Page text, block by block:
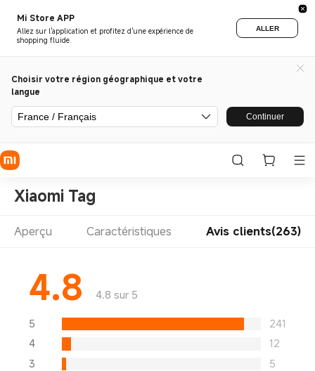
Mi Store APP
Allez sur l'application et profitez d'une expérience de
shopping fluide.
ALLER
Choisir votre région géographique et votre
langue
France / Français Continuer
Xiaomi Tag
Aperçu Caractéristiques Avis clients(263)
4.8 4.8 sur 5
5
241
4
12
3
5